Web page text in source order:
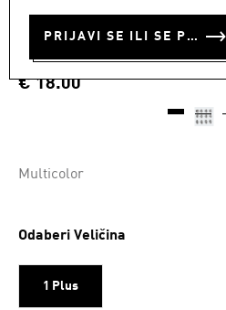
PRIJAVI SE ILI SE PRIDRUŽI SADA
ČEPOVI ZA
€ 18.00
Multicolor
Odaberi Veličina
1 Plus